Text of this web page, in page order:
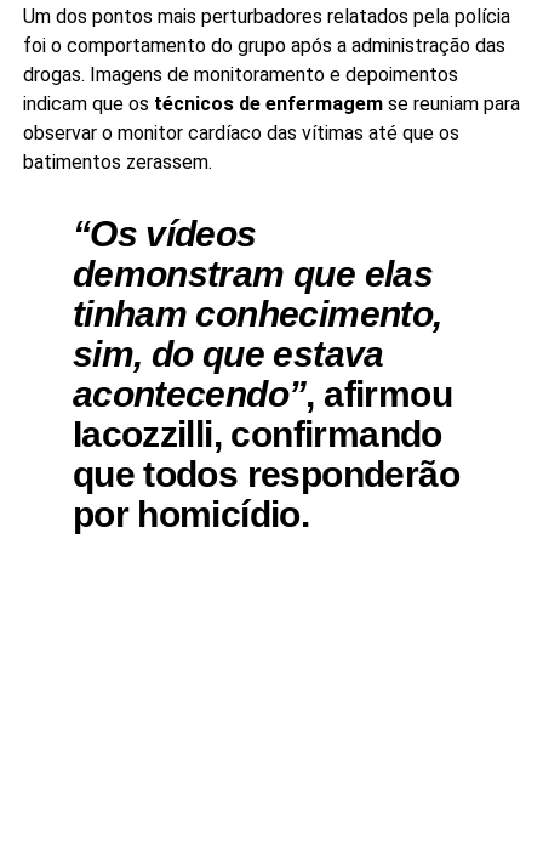
Um dos pontos mais perturbadores relatados pela polícia
foi o comportamento do grupo após a administração das
drogas. Imagens de monitoramento e depoimentos
indicam que os técnicos de enfermagemse reuniam para
observar o monitor cardíaco das vítimas até que os
batimentos zerassem.
“Os vídeos
demonstram que elas
tinham conhecimento,
sim, do que estava
acontecendo”, afirmou
Iacozzilli, confirmando
que todos responderão
por homicídio.